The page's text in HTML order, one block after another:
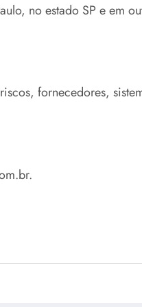
no estado SP e em
fornecedores,